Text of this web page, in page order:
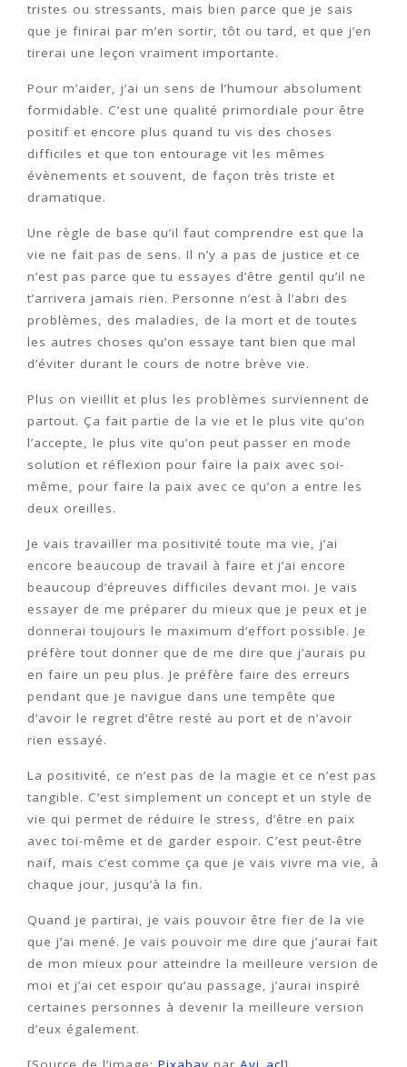
tristes ou stressants, mais bien parce que je sais
que je finirai par m’en sortir, tôt ou tard, et que j’en
tirerai une leçon vraiment importante.
Pour m’aider, j’ai un sens de l’humour absolument
formidable. C’est une qualité primordiale pour être
positif et encore plus quand tu vis des choses
difficiles et que ton entourage vit les mêmes
évènements et souvent, de façon très triste et
dramatique.
Une règle de base qu’il faut comprendre est que la
vie ne fait pas de sens. Il n’y a pas de justice et ce
n’est pas parce que tu essayes d’être gentil qu’il ne
t’arrivera jamais rien. Personne n’est à l’abri des
problèmes, des maladies, de la mort et de toutes
les autres choses qu’on essaye tant bien que mal
d’éviter durant le cours de notre brève vie.
Plus on vieillit et plus les problèmes surviennent de
partout. Ça fait partie de la vie et le plus vite qu’on
l’accepte, le plus vite qu’on peut passer en mode
solution et réflexion pour faire la paix avec soi-
même, pour faire la paix avec ce qu’on a entre les
deux oreilles.
Je vais travailler ma positivité toute ma vie, j’ai
encore beaucoup de travail à faire et j’ai encore
beaucoup d’épreuves difficiles devant moi. Je vais
essayer de me préparer du mieux que je peux et je
donnerai toujours le maximum d’effort possible. Je
préfère tout donner que de me dire que j’aurais pu
en faire un peu plus. Je préfère faire des erreurs
pendant que je navigue dans une tempête que
d’avoir le regret d’être resté au port et de n’avoir
rien essayé.
La positivité, ce n’est pas de la magie et ce n’est pas
tangible. C’est simplement un concept et un style de
vie qui permet de réduire le stress, d’être en paix
avec toi-même et de garder espoir. C’est peut-être
naïf, mais c’est comme ça que je vais vivre ma vie, à
chaque jour, jusqu’à la fin.
Quand je partirai, je vais pouvoir être fier de la vie
que j’ai mené. Je vais pouvoir me dire que j’aurai fait
de mon mieux pour atteindre la meilleure version de
moi et j’ai cet espoir qu’au passage, j’aurai inspiré
certaines personnes à devenir la meilleure version
d’eux également.